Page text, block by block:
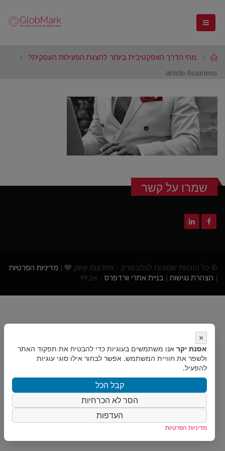
Home
מהי הדרך האפקטיבית ביותר להצגת הפעילות העסקית?
article-business
שמרו על קשר
© כל הזכויות שמורות לגלובמרק - פתרונות שיווק
מדיניות הפרטיות
הצהרת נגישות בניית אתרי וורדפרס - אביחי
×
אסנת יקר אנו משתמשים בעוגיות כדי להבטיח את תפקוד האתר
ולשפר את חוויית המשתמש. אפשר לבחור אילו סוגי עוגיות
להפעיל.
קבל הכל
הסר לא הכרחיות
העדפות
מדיניות הפרטיות